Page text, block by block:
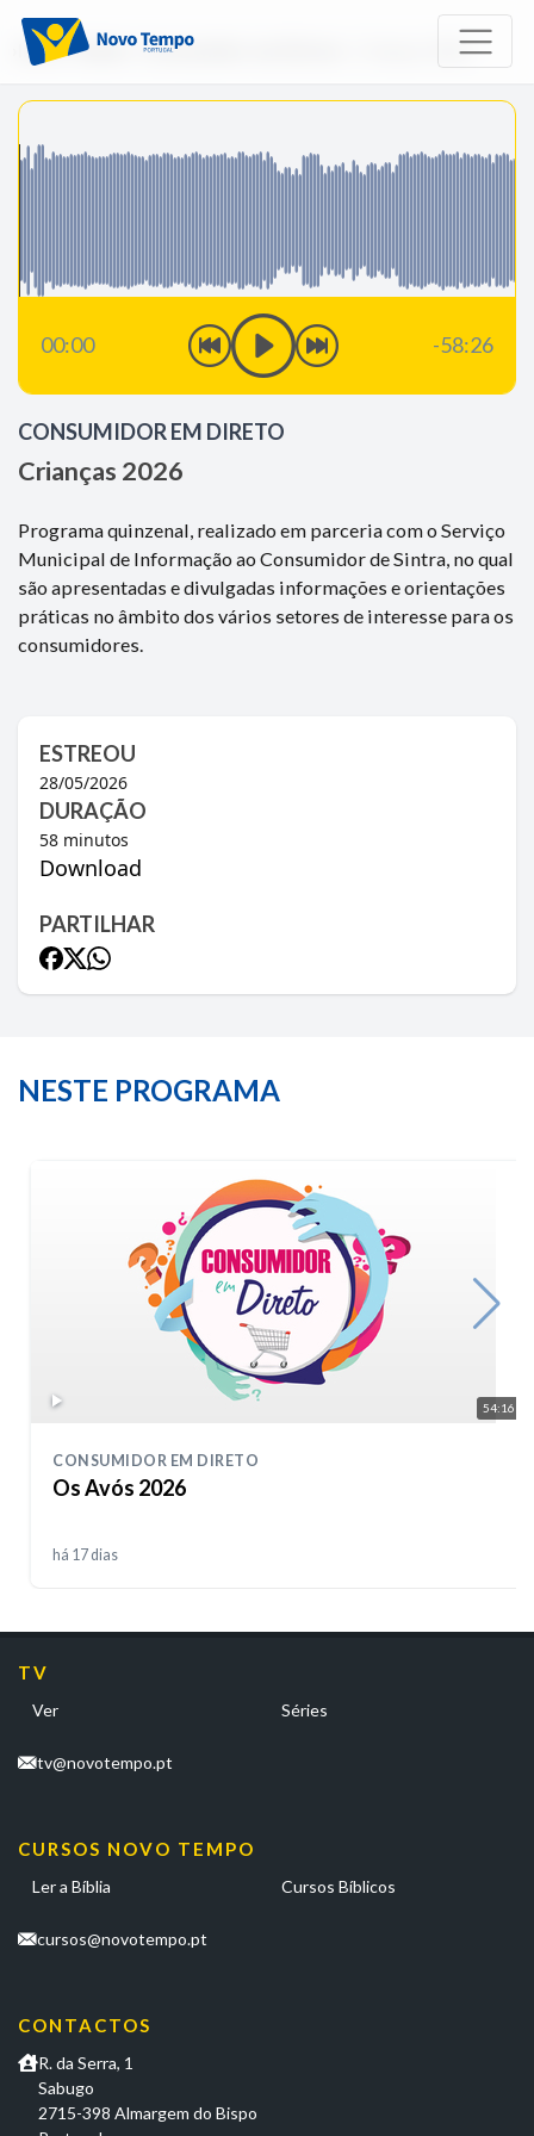
Início Rádio Consumidor em Direto Crianças 2026
00:00 -58:26
CONSUMIDOR EM DIRETO
Crianças 2026
Programa quinzenal, realizado em parceria com o Serviço
Municipal de Informação ao Consumidor de Sintra, no qual
são apresentadas e divulgadas informações e orientações
práticas no âmbito dos vários setores de interesse para os
consumidores.
ESTREOU
28/05/2026
DURAÇÃO
58 minutos
Download
PARTILHAR
NESTE PROGRAMA
54:16
CONSUMIDOR EM DIRETO
Os Avós 2026
há 17 dias
TV
Ver Séries
tv@novotempo.pt
CURSOS NOVO TEMPO
Ler a Bíblia Cursos Bíblicos
cursos@novotempo.pt
CONTACTOS
R. da Serra, 1
Sabugo
2715-398 Almargem do Bispo